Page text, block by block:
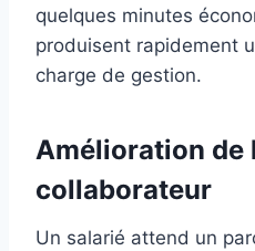
quelques minutes
produisent rapidement
charge de gestion.
Amélioration de
collaborateur
Un salarié attend un